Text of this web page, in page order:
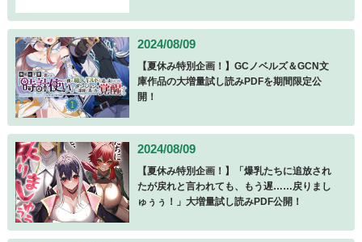
2024/08/09
【夏休み特別企画！】GCノベルズ＆GCN文
庫作品の大増量試し読みPDFを期間限定公
開！
2024/08/09
【夏休み特別企画！】「爆乳たちに追放され
たが戻れと言われても、もう遅……戻りまし
ゅぅぅ！」大増量試し読みPDF公開！